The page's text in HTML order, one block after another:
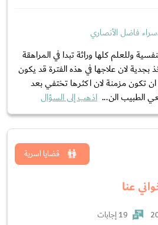
فاضل الأنصاري
وللعلم كلها وراثة تبدا في المراهقة
لان علاجها في هذه الفترة قد يكون
تكون مزمنة لان اكثرها تختفي بعد
الطبيب الن... اذهب إلى السؤال
عنا
قضايا اسرية
19 إجابات